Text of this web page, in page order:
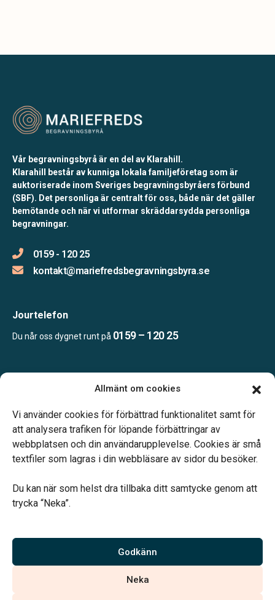
Allmänt om cookies
Vi använder cookies för förbättrad funktionalitet samt för
att analysera trafiken för löpande förbättringar av
webbplatsen och din användarupplevelse. Cookies är små
textfiler som lagras i din webbläsare av sidor du besöker.
Du kan när som helst dra tillbaka ditt samtycke genom att
trycka “Neka”.
Godkänn
Neka
Vår begravningsbyrå är en del av Klarahill.
Klarahill består av kunniga lokala familjeföretag som är
auktoriserade inom Sveriges begravningsbyråers förbund
(SBF). Det personliga är centralt för oss, både när det gäller
bemötande och när vi utformar skräddarsydda personliga
begravningar.
0159 - 120 25
kontakt@mariefredsbegravningsbyra.se
Jourtelefon
Du når oss dygnet runt på 0159 – 120 25
Annan tid efter överenskommelse.
Telefonjour dygnet runt.
Vi är auktoriserade av Sveriges Begravningsbyråers Förbund och
har högt ställda krav på utbildning, kvalitet, miljö och arbetsmiljö.